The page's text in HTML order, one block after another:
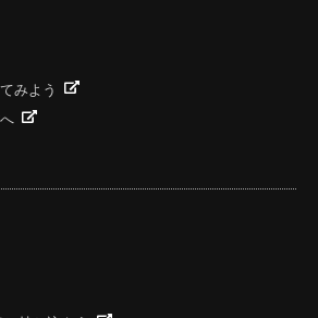
みよう